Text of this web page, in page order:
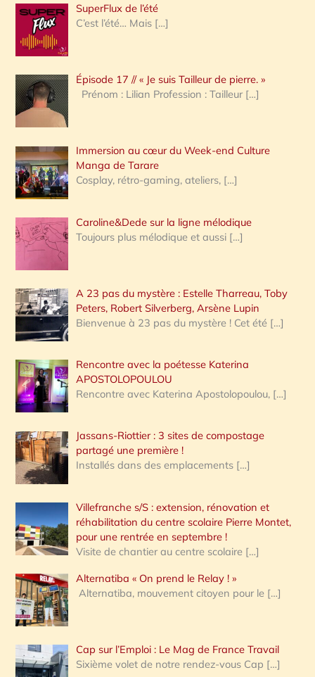
e
r
c
h
e
:
SuperFlux de l’été
C’est l’été… Mais […]
Épisode 17 // « Je suis Tailleur de pierre. »
Prénom : Lilian Profession : Tailleur […]
Immersion au cœur du Week-end Culture
Manga de Tarare
Cosplay, rétro-gaming, ateliers, […]
Caroline&Dede sur la ligne mélodique
Toujours plus mélodique et aussi […]
A 23 pas du mystère : Estelle Tharreau, Toby
Peters, Robert Silverberg, Arsène Lupin
Bienvenue à 23 pas du mystère ! Cet été […]
Rencontre avec la poétesse Katerina
APOSTOLOPOULOU
Rencontre avec Katerina Apostolopoulou, […]
Jassans-Riottier : 3 sites de compostage
partagé une première !
Installés dans des emplacements […]
Villefranche s/S : extension, rénovation et
réhabilitation du centre scolaire Pierre Montet,
pour une rentrée en septembre !
Visite de chantier au centre scolaire […]
Alternatiba « On prend le Relay ! »
Alternatiba, mouvement citoyen pour le […]
Cap sur l’Emploi : Le Mag de France Travail
Sixième volet de notre rendez-vous Cap […]